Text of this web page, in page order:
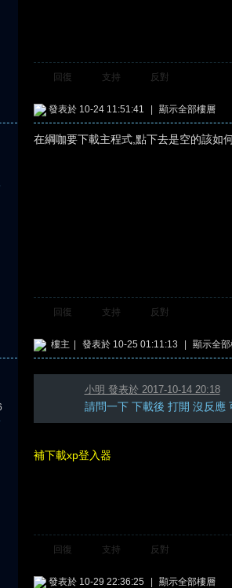
回復 支持 反對
發表於 10-24 11:51:41 顯示全部樓層
在綱咖要下載主程式,點下去是空的該如
回復 支持 反對
樓主 發表於 10-25 01:11:13 顯示全
小明 發表於 2017-10-14 20:18
請問一下 下載後 打開 沒反應
補下載xp登入器
回復 支持 反對
發表於 10-29 22:36:25 顯示全部樓層